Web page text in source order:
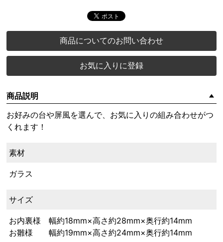
商品についてのお問い合わせ
お気に入りに登録
商品説明
お好みの台や屏風を選んで、お気に入りの組み合わせがつ
くれます！
素材
ガラス
サイズ
お内裏様 幅約18mm×高さ約28mm×奥行約14mm
お雛様 幅約19mm×高さ約24mm×奥行約14mm